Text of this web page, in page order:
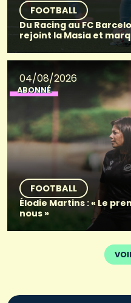
FOOTBALL
Du Racing au FC
rejoint la Masia et
04/08/2026
ABONNÉ
FOOTBALL
Élodie Martins : « Le
nous »